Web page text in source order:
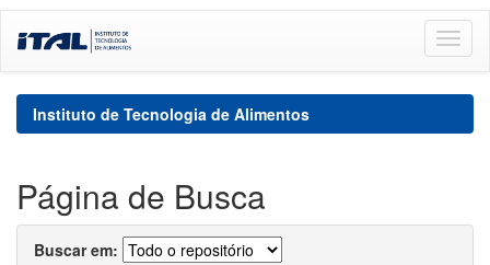
navigation
Instituto de Tecnologia de Alimentos
Página de Busca
Buscar em: